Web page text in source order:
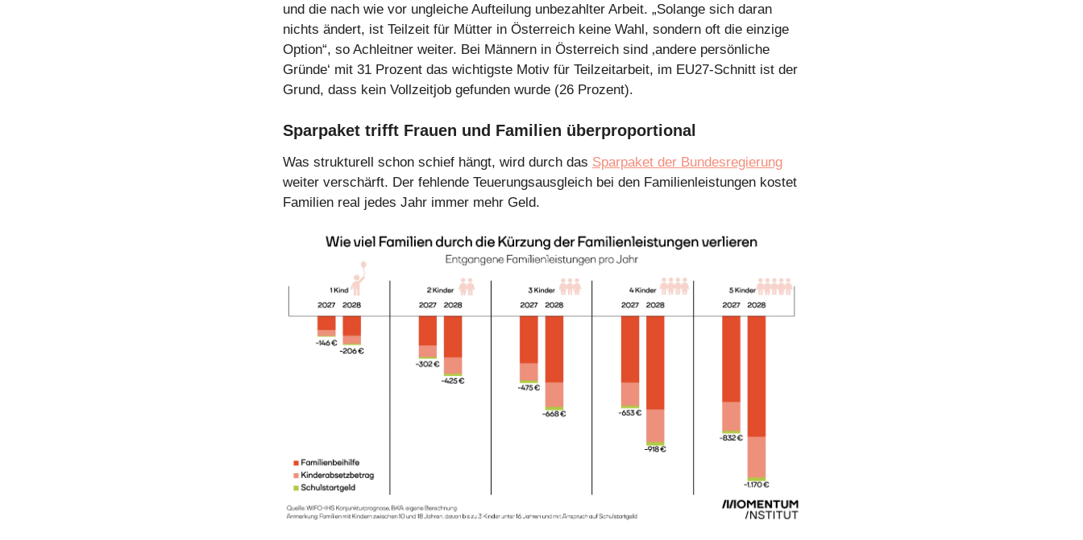
und die nach wie vor ungleiche Aufteilung unbezahlter Arbeit. „Solange sich daran
nichts ändert, ist Teilzeit für Mütter in Österreich keine Wahl, sondern oft die einzige
Option“, so Achleitner weiter. Bei Männern in Österreich sind ‚andere persönliche
Gründe‘ mit 31 Prozent das wichtigste Motiv für Teilzeitarbeit, im EU27-Schnitt ist der
Grund, dass kein Vollzeitjob gefunden wurde (26 Prozent).
Sparpaket trifft Frauen und Familien überproportional
Was strukturell schon schief hängt, wird durch das Sparpaket der Bundesregierung
weiter verschärft. Der fehlende Teuerungsausgleich bei den Familienleistungen kostet
Familien real jedes Jahr immer mehr Geld.